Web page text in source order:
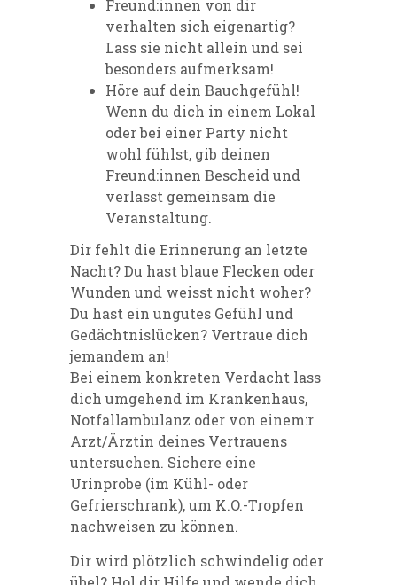
Freund:innen von dir
verhalten sich eigenartig?
Lass sie nicht allein und sei
besonders aufmerksam!
Höre auf dein Bauchgefühl!
Wenn du dich in einem Lokal
oder bei einer Party nicht
wohl fühlst, gib deinen
Freund:innen Bescheid und
verlasst gemeinsam die
Veranstaltung.
Dir fehlt die Erinnerung an letzte
Nacht? Du hast blaue Flecken oder
Wunden und weisst nicht woher?
Du hast ein ungutes Gefühl und
Gedächtnislücken? Vertraue dich
jemandem an!
Bei einem konkreten Verdacht lass
dich umgehend im Krankenhaus,
Notfallambulanz oder von einem:r
Arzt/Ärztin deines Vertrauens
untersuchen. Sichere eine
Urinprobe (im Kühl- oder
Gefrierschrank), um K.O.-Tropfen
nachweisen zu können.
Dir wird plötzlich schwindelig oder